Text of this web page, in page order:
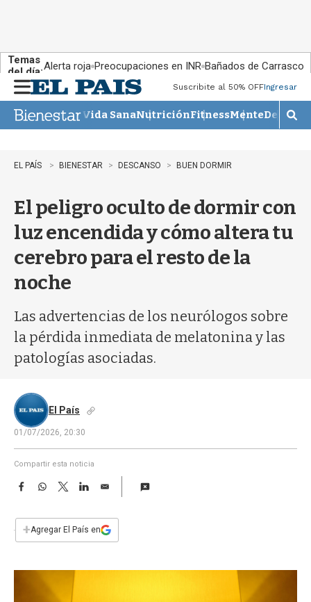
Temas
del día:Alerta roja Preocupaciones en INR Bañados de Carrasco
n
u
Suscribite al 50% OFFIngresar
Vida SanaNutriciónFitnessMente
M
o
r
b
�
EL PAÍS BIENESTAR DESCANSO BUEN DORMIR
El peligro oculto de dormir con
luz encendida y cómo altera tu
cerebro para el resto de la
noche
Las advertencias de los neurólogos sobre
la pérdida inmediata de melatonina y las
patologías asociadas.
El País
01/07/2026, 20:30
Compartir esta noticia
F
e
b
W
s
T
w
t
L
E
i
l
+Agregar El País en